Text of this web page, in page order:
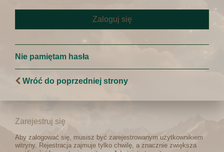
Nie pamiętam hasła
Wróć do poprzedniej strony
Zarejestruj się
Aby zalogować się, musisz być zarejestrowanym użytkownikiem
witryny. Rejestracja zajmuje tylko chwilę, a znacznie zwiększa